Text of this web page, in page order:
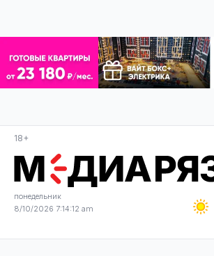
18+
понедельник
8/10/2026 7:14:12 am